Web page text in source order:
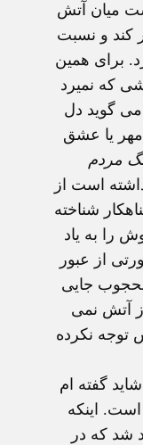
میان آتش
کند و نسبت
برای همین
که نمیرد
گوید دل
یا عشق
مردم
است از
شناخته
را به یاد
از عبور
جایی
آتش نمی
توجه نکرده
گفته ام
اینکه
شد که در